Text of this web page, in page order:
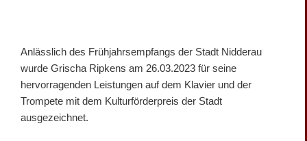
grösseres
Anlässlich des Frühjahrsempfangs der Stadt Nidderau
wurde Grischa Ripkens am 26.03.2023 für seine
hervorragenden Leistungen auf dem Klavier und der
Trompete mit dem Kulturförderpreis der Stadt
ausgezeichnet.